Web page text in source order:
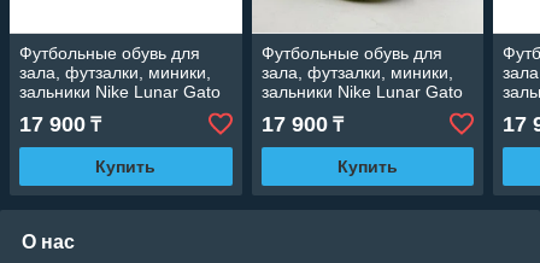
Футбольные обувь для
зала, футзалки, миники,
зальники Nike Lunar Gato
17 900 ₸
Купить
Футбольные обувь для
зала, футзалки, миники,
зальники Nike Lunar Gato
17 900₸
Купить
17
О нас